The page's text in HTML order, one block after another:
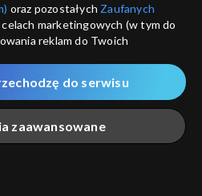
Ziarno
Wakacje z Panem Bogiem
oraz pozostałych Zaufanych
celach marketingowych (w tym do
reklam do Twoich
zgody na udostępnianie
do Google.
podczas odwiedzania przez
serwisówzwanych dalej
zapisywane za pomocą
zaawansowane
do serwisu